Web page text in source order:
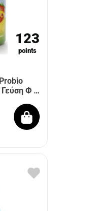
123
points
Γεύση Φ …